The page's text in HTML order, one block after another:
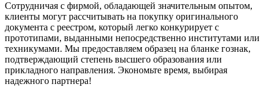
Сотрудничая с фирмой, обладающей значительным опытом,
клиенты могут рассчитывать на покупку оригинального
документа с реестром, который легко конкурирует с
прототипами, выданными непосредственно институтами или
техникумами. Мы предоставляем образец на бланке гознак,
подтверждающий степень высшего образования или
прикладного направления. Экономьте время, выбирая
надежного партнера!